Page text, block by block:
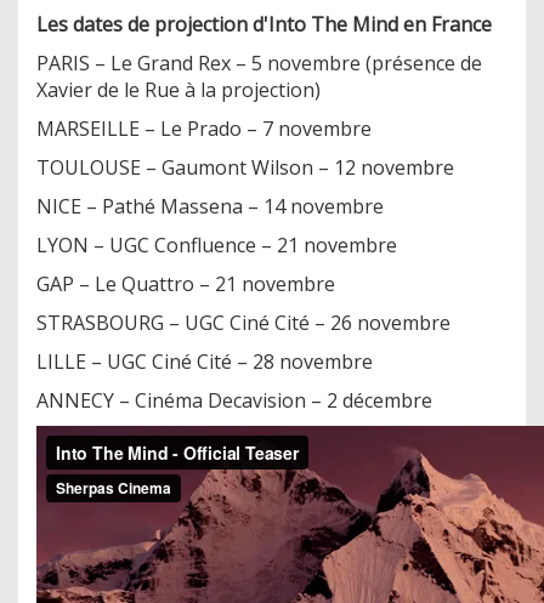
Les dates de projection d'Into The Minden France
PARIS – Le Grand Rex – 5 novembre (présence de
Xavier de le Rue à la projection)
MARSEILLE – Le Prado – 7 novembre
TOULOUSE – Gaumont Wilson – 12 novembre
NICE – Pathé Massena – 14 novembre
LYON – UGC Confluence – 21 novembre
GAP – Le Quattro – 21 novembre
STRASBOURG – UGC Ciné Cité – 26 novembre
LILLE – UGC Ciné Cité – 28 novembre
ANNECY – Cinéma Decavision – 2 décembre